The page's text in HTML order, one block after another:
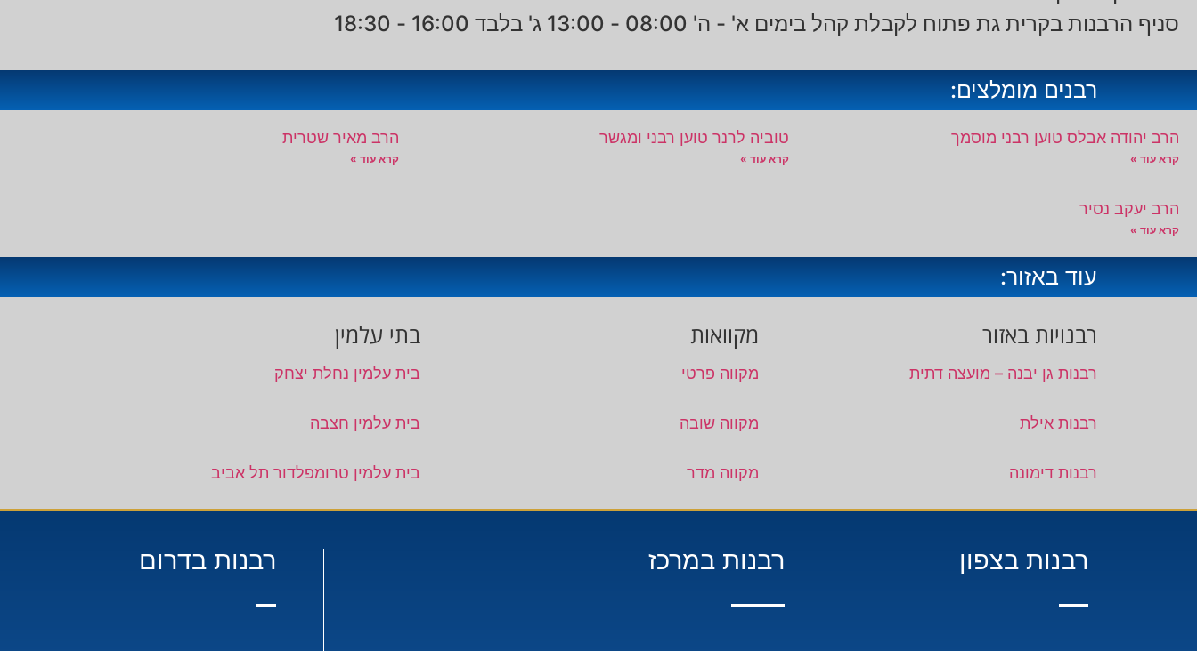
סניף הרבנות בקרית גת פתוח לקבלת קהל בימים א' - ה' 08:00 - 13:00 ג' בלבד 16:00 - 18:30
רבנים מומלצים:
הרב יהודה אבלס טוען רבני מוסמך
קרא עוד »
טוביה לרנר טוען רבני ומגשר
קרא עוד »
הרב מאיר שטרית
קרא עוד »
הרב יעקב נסיר
קרא עוד »
עוד באזור:
רבנויות באזור
רבנות גן יבנה – מועצה דתית
רבנות אילת
רבנות דימונה
מקוואות
מקווה פרטי
מקווה שובה
מקווה מדר
בתי עלמין
בית עלמין נחלת יצחק
בית עלמין חצבה
בית עלמין טרומפלדור תל אביב
רבנות בצפון רבנות במרכז רבנות בדרום